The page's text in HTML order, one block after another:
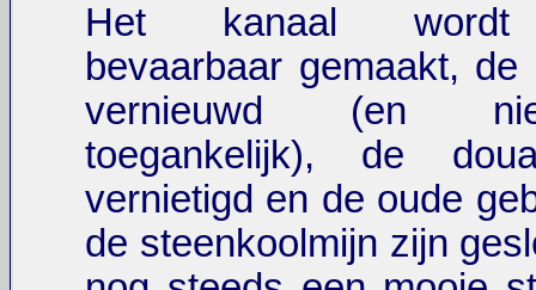
Het kanaal wordt
bevaarbaar gemaakt,
vernieuwd (en
toegankelijk), de
vernietigd en de oude
de steenkoolmijn zijn